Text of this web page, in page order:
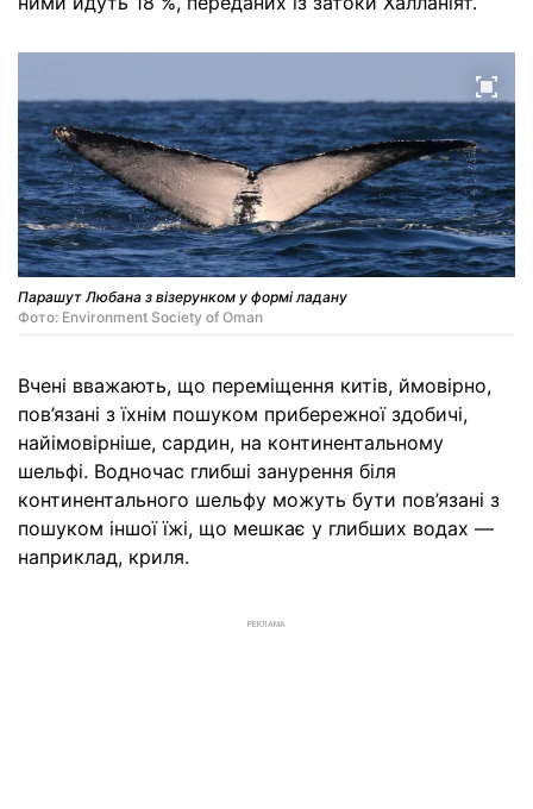
Парашут Любана з візерунком у формі ладану
Фото: Environment Society of Oman
Вчені вважають, що переміщення китів, ймовірно,
пов’язані з їхнім пошуком прибережної здобичі,
найімовірніше, сардин, на континентальному
шельфі. Водночас глибші занурення біля
континентального шельфу можуть бути пов’язані з
пошуком іншої їжі, що мешкає у глибших водах —
наприклад, криля.
РЕКЛАМА